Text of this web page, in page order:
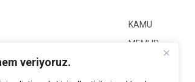
veriyoruz.
KAMU
MEMUR